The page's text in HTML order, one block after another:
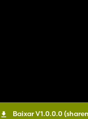
Baixar V1.0.0.0